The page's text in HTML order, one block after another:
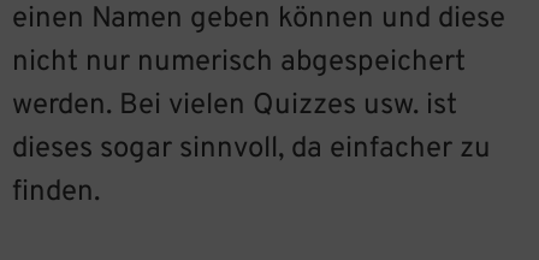
einen Namen geben können und diese
nicht nur numerisch abgespeichert
werden. Bei vielen Quizzes usw. ist
dieses sogar sinnvoll, da einfacher zu
finden.